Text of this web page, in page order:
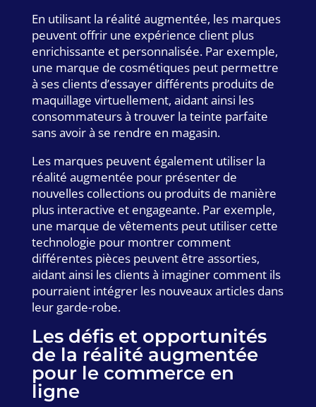
En utilisant la réalité augmentée, les marques
peuvent offrir une expérience client plus
enrichissante et personnalisée. Par exemple,
une marque de cosmétiques peut permettre
à ses clients d’essayer différents produits de
maquillage virtuellement, aidant ainsi les
consommateurs à trouver la teinte parfaite
sans avoir à se rendre en magasin.
Les marques peuvent également utiliser la
réalité augmentée pour présenter de
nouvelles collections ou produits de manière
plus interactive et engageante. Par exemple,
une marque de vêtements peut utiliser cette
technologie pour montrer comment
différentes pièces peuvent être assorties,
aidant ainsi les clients à imaginer comment ils
pourraient intégrer les nouveaux articles dans
leur garde-robe.
Les défis et opportunités
de la réalité augmentée
pour le commerce en
ligne